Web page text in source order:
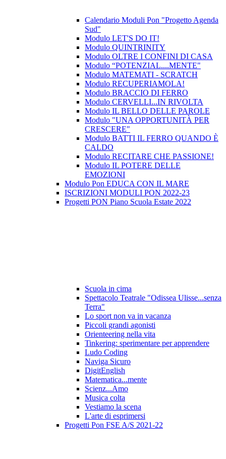
Calendario Moduli Pon "Progetto Agenda
Sud"
Modulo LET'S DO IT!
Modulo QUINTRINITY
Modulo OLTRE I CONFINI DI CASA
Modulo “POTENZIAL....MENTE"
Modulo MATEMATI - SCRATCH
Modulo RECUPERIAMOLA!
Modulo BRACCIO DI FERRO
Modulo CERVELLI...IN RIVOLTA
Modulo IL BELLO DELLE PAROLE
Modulo "UNA OPPORTUNITÀ PER
CRESCERE"
Modulo BATTI IL FERRO QUANDO È
CALDO
Modulo RECITARE CHE PASSIONE!
Modulo IL POTERE DELLE
EMOZIONI
Modulo Pon EDUCA CON IL MARE
ISCRIZIONI MODULI PON 2022-23
Progetti PON Piano Scuola Estate 2022
Scuola in cima
Spettacolo Teatrale "Odissea Ulisse...senza
Terra"
Lo sport non va in vacanza
Piccoli grandi agonisti
Orienteering nella vita
Tinkering: sperimentare per apprendere
Ludo Coding
Naviga Sicuro
DigitEnglish
Matematica...mente
Scienz...Amo
Musica colta
Vestiamo la scena
L'arte di esprimersi
Progetti Pon FSE A/S 2021-22